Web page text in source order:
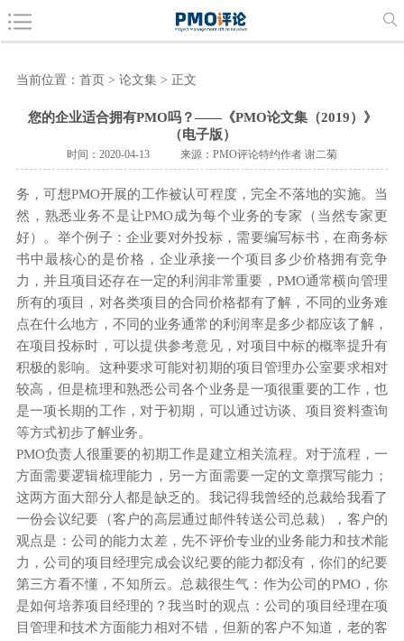
当前位置： 首页 > 论文集> 正文
您的企业适合拥有PMO吗？——《PMO论文集（2019）》
（电子版）
时间：2020-04-13 来源：PMO评论特约作者 谢二菊
务，可想PMO开展的工作被认可程度，完全不落地的实施。当
然，熟悉业务不是让PMO成为每个业务的专家（当然专家更
好）。举个例子：企业要对外投标，需要编写标书，在商务标
书中最核心的是价格，企业承接一个项目多少价格拥有竞争
力，并且项目还存在一定的利润非常重要，PMO通常横向管理
所有的项目，对各类项目的合同价格都有了解，不同的业务难
点在什么地方，不同的业务通常的利润率是多少都应该了解，
在项目投标时，可以提供参考意见，对项目中标的概率提升有
积极的影响。这种要求可能对初期的项目管理办公室要求相对
较高，但是梳理和熟悉公司各个业务是一项很重要的工作，也
是一项长期的工作，对于初期，可以通过访谈、项目资料查询
等方式初步了解业务。
PMO负责人很重要的初期工作是建立相关流程。对于流程，一
方面需要逻辑梳理能力，另一方面需要一定的文章撰写能力；
这两方面大部分人都是缺乏的。我记得我曾经的总裁给我看了
一份会议纪要（客户的高层通过邮件转送公司总裁），客户的
观点是：公司的能力太差，先不评价专业的业务能力和技术能
力，公司的项目经理完成会议纪要的能力都没有，你们的纪要
第三方看不懂，不知所云。总裁很生气：作为公司的PMO，你
是如何培养项目经理的？我当时的观点：公司的项目经理在项
目管理和技术方面能力相对不错，但新的客户不知道，老的客